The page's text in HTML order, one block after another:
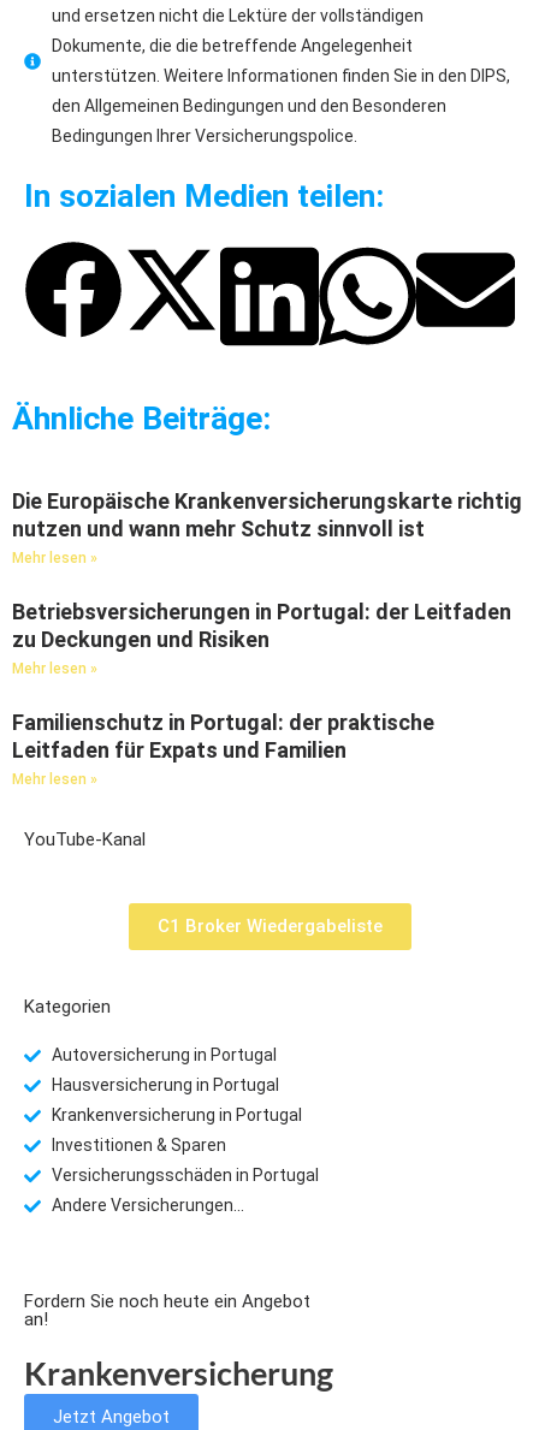
und ersetzen nicht die Lektüre der vollständigen
Dokumente, die die betreffende Angelegenheit
unterstützen. Weitere Informationen finden Sie in den DIPS,
den Allgemeinen Bedingungen und den Besonderen
Bedingungen Ihrer Versicherungspolice.
In sozialen Medien teilen:
Ähnliche Beiträge:
Die Europäische Krankenversicherungskarte richtig
nutzen und wann mehr Schutz sinnvoll ist
Mehr lesen »
Betriebsversicherungen in Portugal: der Leitfaden
zu Deckungen und Risiken
Mehr lesen »
Familienschutz in Portugal: der praktische
Leitfaden für Expats und Familien
Mehr lesen »
YouTube-Kanal
C1 Broker Wiedergabeliste
Kategorien
Autoversicherung in Portugal
Hausversicherung in Portugal
Krankenversicherung in Portugal
Investitionen & Sparen
Versicherungsschäden in Portugal
Andere Versicherungen...
Fordern Sie noch heute ein Angebot
an!
Krankenversicherung
Jetzt Angebot